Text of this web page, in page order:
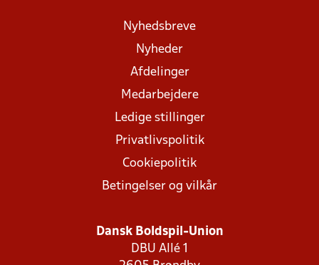
Nyhedsbreve
Nyheder
Afdelinger
Medarbejdere
Ledige stillinger
Privatlivspolitik
Cookiepolitik
Betingelser og vilkår
Dansk Boldspil-Union
DBU Allé 1